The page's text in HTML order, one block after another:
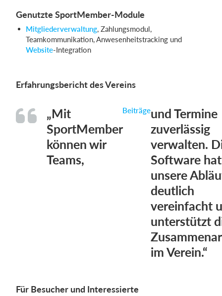
Genutzte SportMember-Module
Mitgliederverwaltung, Zahlungsmodul,
Teamkommunikation, Anwesenheitstracking und
Website-Integration
Erfahrungsbericht des Vereins
„Mit
SportMember
können wir
Teams,
Beiträgeund Termine
zuverlässig
verwalten.
Software hat
unsere
deutlich
vereinfacht
unterstützt
im Verein.“
Für Besucher und Interessierte